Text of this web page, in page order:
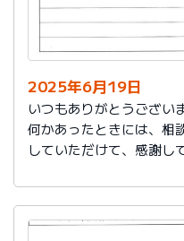
2025年6月19日
いつもありがとうござい
何かあったときには、相
していただけて、感謝し